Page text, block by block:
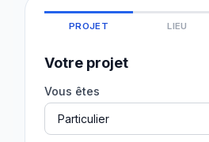
PROJET LIEU
Votre projet
Vous êtes